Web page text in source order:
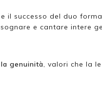
il successo del duo
e cantare intere
genuinità, valori che la